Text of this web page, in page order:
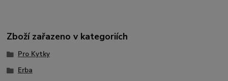
Zboží zařazeno v kategoriích
Pro Kytky
Erba